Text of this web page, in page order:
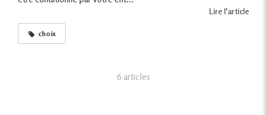
Lire l'article
choix
6 articles